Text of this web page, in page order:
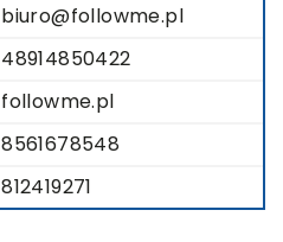
biuro@followme.pl
48914850422
followme.pl
8561678548
812419271